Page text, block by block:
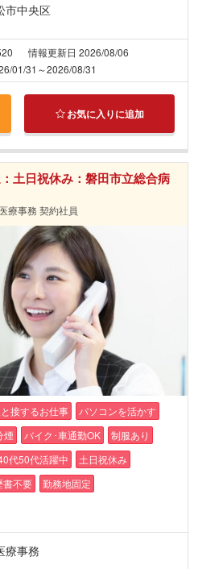
市中央区
情報更新日 2026/08/06
01/31～2026/08/31
お気に入りに追加
土日祝休み：磐田市立総合病
療事務 契約社員
と接するお仕事
パソコンを活かす
煙 バイク･車通勤OK
制服あり
代50代活躍中
土日祝休み
書不要
勤務地固定
療事務